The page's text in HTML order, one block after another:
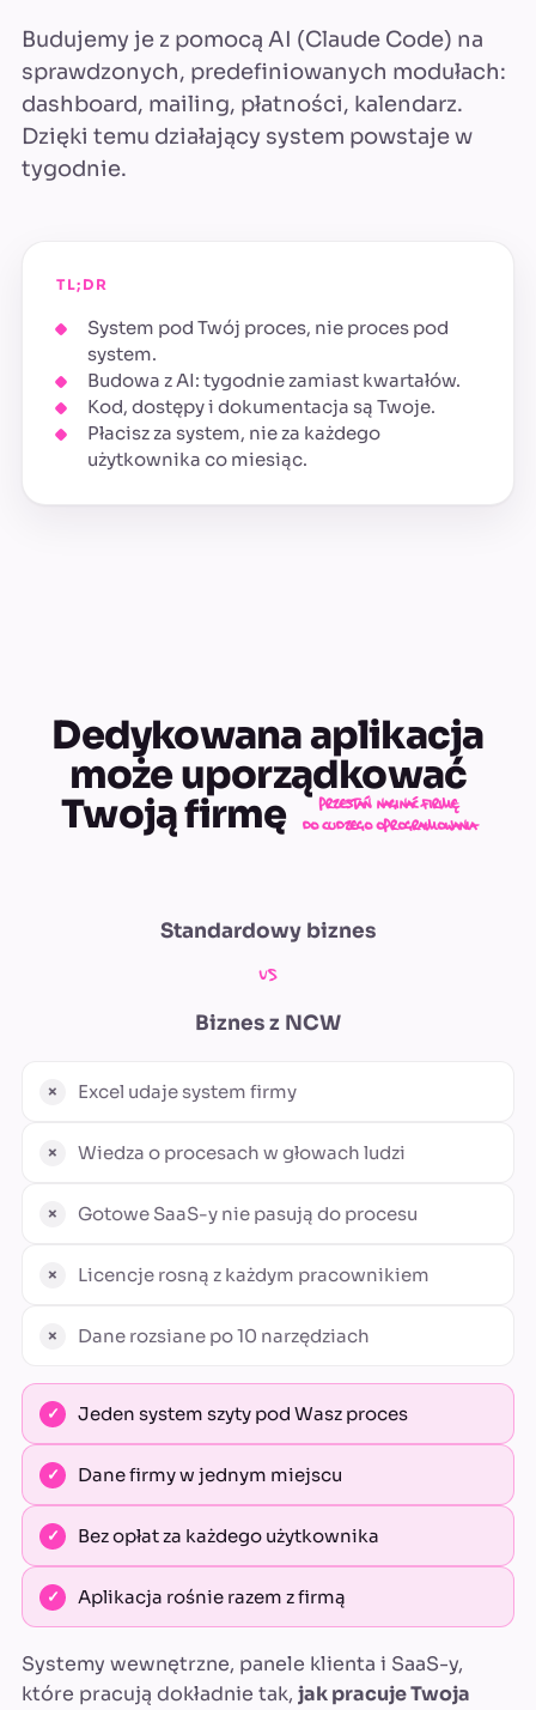
Budujemy je z pomocą AI (Claude Code) na
sprawdzonych, predefiniowanych modułach:
dashboard, mailing, płatności, kalendarz.
Dzięki temu działający system powstaje w
tygodnie.
TL;DR
System pod Twój proces, nie proces pod
system.
Budowa z AI: tygodnie zamiast kwartałów.
Kod, dostępy i dokumentacja są Twoje.
Płacisz za system, nie za każdego
użytkownika co miesiąc.
Dedykowana aplikacja
może uporządkować
Twoją firmę
przestań naginać firmę
do cudzego oprogramowania
Standardowy biznes
vs
Biznes z NCW
Excel udaje system firmy
Wiedza o procesach w głowach ludzi
Gotowe SaaS-y nie pasują do procesu
Licencje rosną z każdym pracownikiem
Dane rozsiane po 10 narzędziach
Jeden system szyty pod Wasz proces
Dane firmy w jednym miejscu
Bez opłat za każdego użytkownika
Aplikacja rośnie razem z firmą
Systemy wewnętrzne, panele klienta i SaaS-y,
które pracują dokładnie tak, jak pracuje Twoja